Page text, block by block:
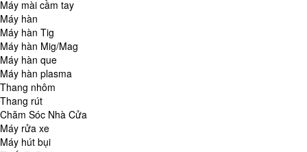
Máy mài cầm tay
Máy hàn
Máy hàn Tig
Máy hàn Mig/Mag
Máy hàn que
Máy hàn plasma
Thang nhôm
Thang rút
Chăm Sóc Nhà Cửa
Máy rửa xe
Máy hút bụi